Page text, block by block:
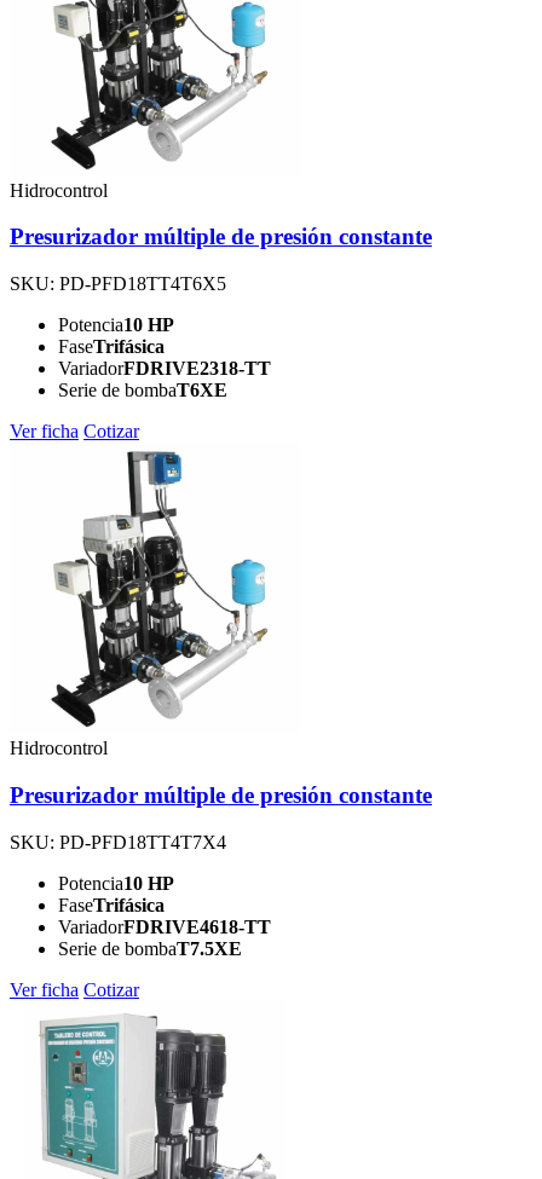
Hidrocontrol
Presurizador múltiple de presión constante
SKU: PD-PFD18TT4T6X5
Potencia10 HP
FaseTrifásica
VariadorFDRIVE2318-TT
Serie de bombaT6XE
Ver ficha Cotizar
Hidrocontrol
Presurizador múltiple de presión constante
SKU: PD-PFD18TT4T7X4
Potencia10 HP
FaseTrifásica
VariadorFDRIVE4618-TT
Serie de bombaT7.5XE
Ver ficha Cotizar